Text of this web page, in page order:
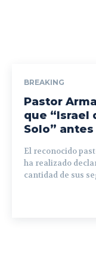
BREAKING
Pastor
que “Israel
Solo”
El reconocido
ha realizado